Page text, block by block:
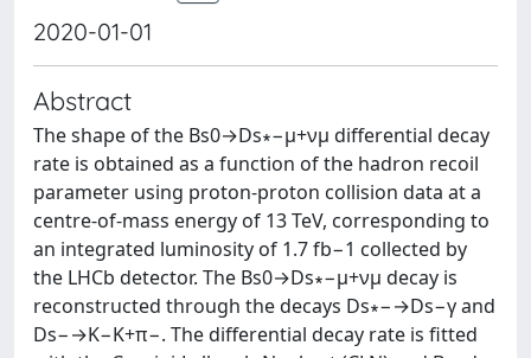
2020-01-01
Abstract
The shape of the Bs0→Ds∗−μ+νμ differential decay
rate is obtained as a function of the hadron recoil
parameter using proton-proton collision data at a
centre-of-mass energy of 13 TeV, corresponding to
an integrated luminosity of 1.7 fb−1 collected by
the LHCb detector. The Bs0→Ds∗−μ+νμ decay is
reconstructed through the decays Ds∗−→Ds−γ and
Ds−→K−K+π−. The differential decay rate is fitted